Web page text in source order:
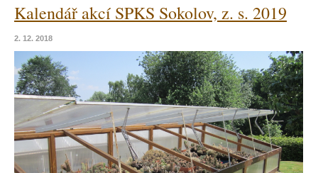
Kalendář akcí SPKS Sokolov, z. s. 2019
2. 12. 2018